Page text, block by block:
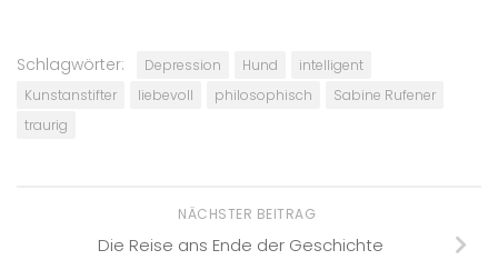
Schlagwörter: Depression Hund
intelligent
Kunstanstifter
liebevoll philosophisch
Sabine Rufener
traurig
NÄCHSTER BEITRAG
Die Reise ans Ende der Geschichte